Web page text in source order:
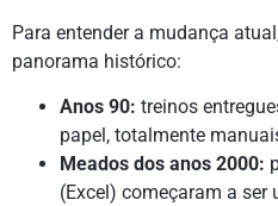
Para entender a mudança
panorama histórico:
Anos 90: treinos
papel, totalmente
Meados dos anos 2000:
(Excel) começaram a ser